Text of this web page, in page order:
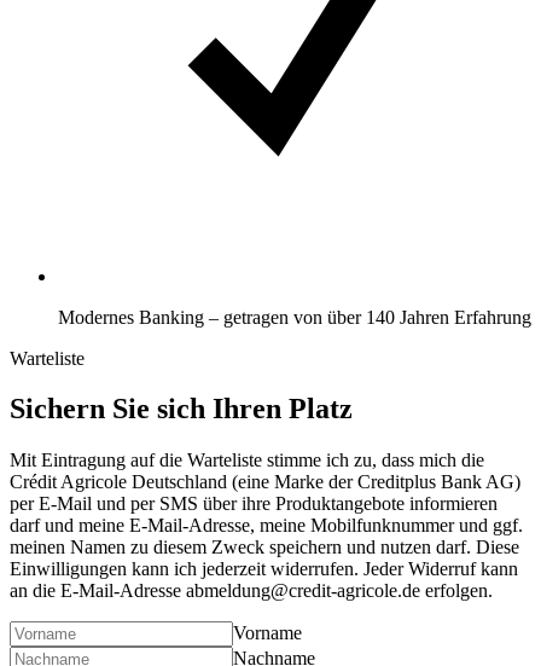
Modernes Banking – getragen von über 140 Jahren Erfahrung
Warteliste
Sichern Sie sich Ihren Platz
Mit Eintragung auf die Warteliste stimme ich zu, dass mich die
Crédit Agricole Deutschland (eine Marke der Creditplus Bank AG)
per E-Mail und per SMS über ihre Produktangebote informieren
darf und meine E-Mail-Adresse, meine Mobilfunknummer und ggf.
meinen Namen zu diesem Zweck speichern und nutzen darf. Diese
Einwilligungen kann ich jederzeit widerrufen. Jeder Widerruf kann
an die E-Mail-Adresse abmeldung@credit-agricole.de erfolgen.
Vorname
Nachname